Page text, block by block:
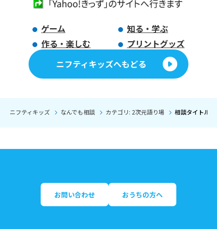
ゲーム
知る・学ぶ
作る・楽しむ
プリントグッズ
ニフティキッズへもどる
ニフティキッズ なんでも相談 カテゴリ: 2次元語り場 相談タイトル:
お問い合わせ おうちの方へ